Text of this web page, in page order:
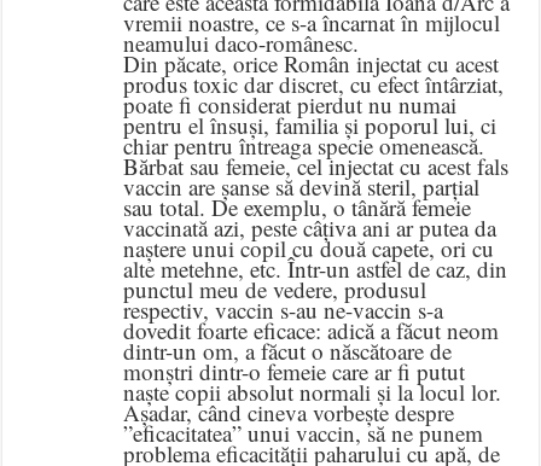
vremii noastre, ce s-a încarnat în mijlocul
neamului daco-românesc.
Din păcate, orice Român injectat cu acest
produs toxic dar discret, cu efect întârziat,
poate fi considerat pierdut nu numai
pentru el însuși, familia și poporul lui, ci
chiar pentru întreaga specie omenească.
Bărbat sau femeie, cel injectat cu acest fals
vaccin are șanse să devină steril, parțial
sau total. De exemplu, o tânără femeie
vaccinată azi, peste câțiva ani ar putea da
naștere unui copil cu două capete, ori cu
alte metehne, etc. Într-un astfel de caz, din
punctul meu de vedere, produsul
respectiv, vaccin s-au ne-vaccin s-a
dovedit foarte eficace: adică a făcut neom
dintr-un om, a făcut o născătoare de
monștri dintr-o femeie care ar fi putut
naște copii absolut normali și la locul lor.
Așadar, când cineva vorbește despre
”eficacitatea” unui vaccin, să ne punem
problema eficacității paharului cu apă, de